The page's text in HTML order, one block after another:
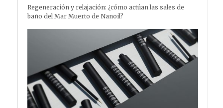
Regeneración y relajación: ¿cómo actúan las sales de
baño del Mar Muerto de Nanoil?